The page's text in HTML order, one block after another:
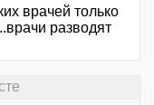
врачей только
разводят